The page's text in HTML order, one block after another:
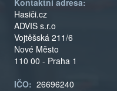
Kontaktní adresa:
Hasiči.cz
ADVIS s.r.o
Vojtěšská 211/6
Nové Město
110 00 - Praha 1
IČO: 26696240